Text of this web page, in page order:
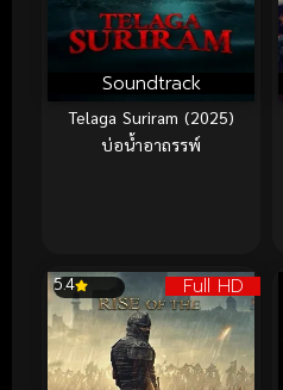
Soundtrack
Telaga Suriram (2025)
บ่อน้ำอาถรรพ์
Full HD
5.4